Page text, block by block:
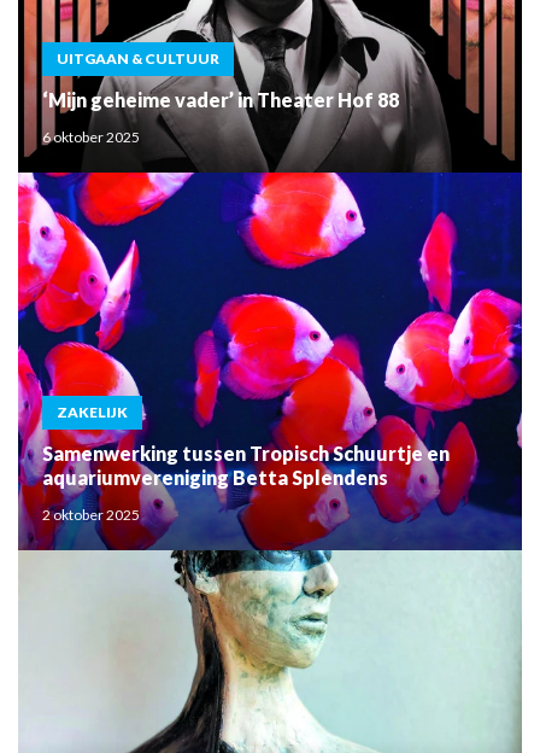
UITGAAN & CULTUUR
‘Mijn geheime vader’ in Theater Hof 88
6 oktober 2025
ZAKELIJK
Samenwerking tussen Tropisch Schuurtje en
aquariumvereniging Betta Splendens
2 oktober 2025